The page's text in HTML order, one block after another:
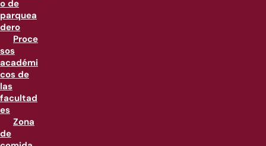
o de
parquea
dero
Proce
sos
académi
cos de
las
facultad
es
Zona
de